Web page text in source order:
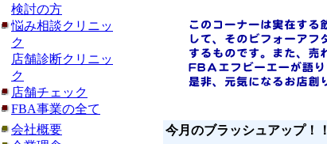
検討の方
悩み相談クリニッ
ク
店舗診断クリニッ
ク
店舗チェック
FBA事業の全て
会社概要
今月のブラッシュアップ！！